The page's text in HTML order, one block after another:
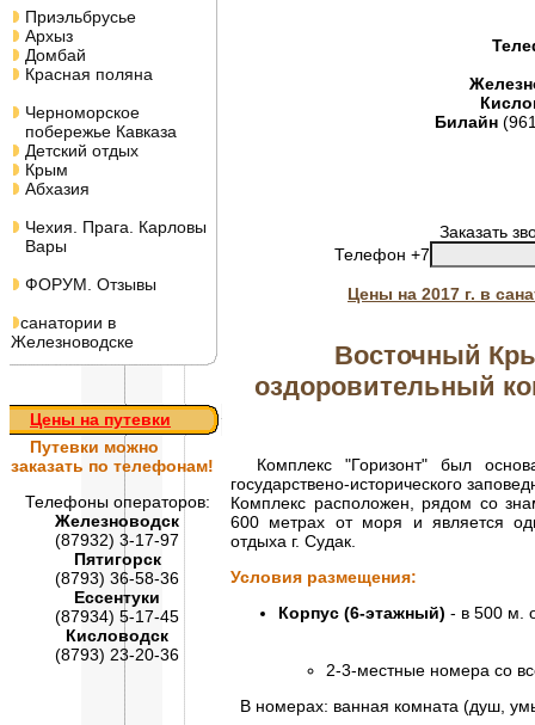
Приэльбрусье
Архыз
Домбай
Красная поляна
Черноморское
побережье Кавказа
Детский отдых
Крым
Абхазия
Чехия. Прага. Карловы
Вары
ФОРУМ. Отзывы
санатории в
Железноводске
Цены на путевки
Путевки можно
заказать по телефонам!
Телефоны операторов:
Железноводск
(87932) 3-17-97
Пятигорск
(8793) 36-58-36
Ессентуки
(87934) 5-17-45
Кисловодск
(8793) 23-20-36
Билайн
Заказать
Телефон +7
Цены на 2017 г. в
Восточный
оздоровительный
Комплекс "Горизонт" был
государствено-исторического
Комплекс расположен, рядом со
600 метрах от моря и является
отдыха г. Судак.
Условия размещения:
Корпус (6-этажный) - в 500 м.
2-3-местные номера со
В номерах: ванная комната (душ,